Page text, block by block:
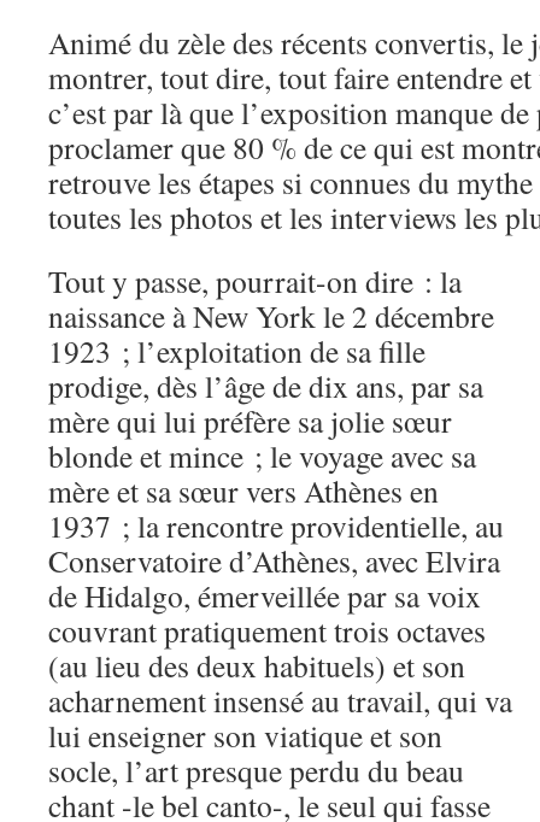
Animé du zèle des récents convertis,
montrer, tout dire, tout faire entendre
c’est par là que l’exposition manque
proclamer que 80 % de ce qui est
retrouve les étapes si connues du
toutes les photos et les interviews les
Tout y passe, pourrait-on dire : la
naissance à New York le 2 décembre
1923 ; l’exploitation de sa fille
prodige, dès l’âge de dix ans, par sa
mère qui lui préfère sa jolie sœur
blonde et mince ; le voyage avec sa
mère et sa sœur vers Athènes en
1937 ; la rencontre providentielle, au
Conservatoire d’Athènes, avec Elvira
de Hidalgo, émerveillée par sa voix
couvrant pratiquement trois octaves
(au lieu des deux habituels) et son
acharnement insensé au travail, qui va
lui enseigner son viatique et son
socle, l’art presque perdu du beau
chant -le bel canto-, le seul qui fasse